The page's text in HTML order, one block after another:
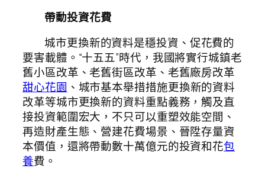
帶動投資花費
城市更換新的資料是穩投資、促花費的
要害載體。“十五五”時代，我國將實行城鎮老
舊小區改革、老舊街區改革、老舊廠房改革
甜心花園 、城市基本舉措措施更換新的資料
改革等城市更換新的資料重點義務，觸及直
接投資範圍宏大，不只可以重塑效能空間、
再造財產生態、營建花費場景、晉陞存量資
本價值，還將帶動數十萬億元的投資和花包
養費。